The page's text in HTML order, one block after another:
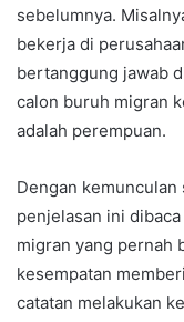
sebelumnya.
bekerja di
bertanggung jawab
calon buruh migran
adalah perempuan.
Dengan
penjelasan ini
migran yang pernah
kesempatan
catatan melakukan